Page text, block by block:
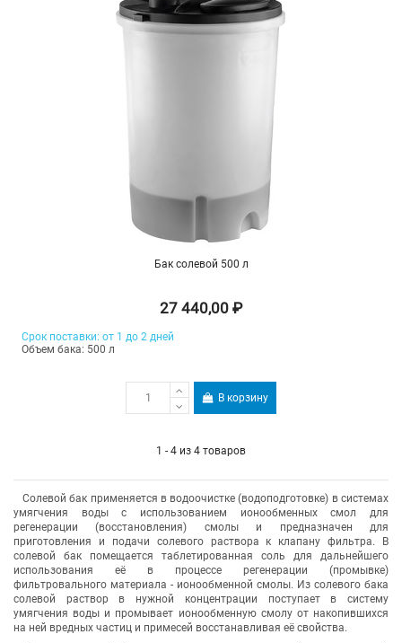
Бак солевой 500 л
27 440,00 ₽
Срок поставки: от 1 до 2 дней
Объем бака: 500 л
В корзину
1 - 4 из 4 товаров
Солевой бак применяется в водоочистке (водоподготовке) в системах
умягчения воды с использованием ионообменных смол для
регенерации (восстановления) смолы и предназначен для
приготовления и подачи солевого раствора к клапану фильтра. В
солевой бак помещается таблетированная соль для дальнейшего
использования её в процессе регенерации (промывке)
фильтровального материала - ионообменной смолы. Из солевого бака
солевой раствор в нужной концентрации поступает в систему
умягчения воды и промывает ионообменную смолу от накопившихся
на ней вредных частиц и примесей восстанавливая её свойства.